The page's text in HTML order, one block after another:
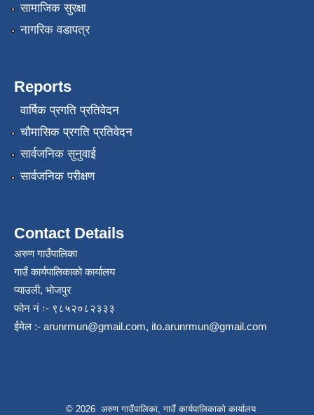
सामाजिक सुरक्षा
नागरिक वडापत्र
Reports
वार्षिक प्रगति प्रतिवेदन
चौमासिक प्रगति प्रतिवेदन
सार्वजनिक सुनुवाई
सार्वजनिक परीक्षण
Contact Details
अरुण गाउँपालिका
गाउँ कार्यपालिकाको कार्यालय
प्याउली, भोजपुर
फोन नं ः- ९८५२०८२३३३
ईमेल :- arunrmun@gmail.com, ito.arunrmun@gmail.com
© 2026 अरुण गाउँपालिका, गाउँ कार्यपालिकाको कार्यालय